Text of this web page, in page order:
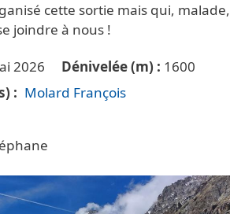
cette sortie mais qui, malade,
joindre à nous !
2026 Dénivelée (m)
1600
Molard François